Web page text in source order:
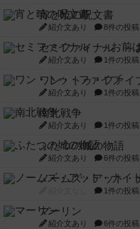
宵と暁の呪文書
紹介文あり 8件の投稿
セミファイナル ～
紹介文あり 1件の投稿
ワン・トゥ・ファイ
紹介文あり 1件の投稿
南北戦争
紹介文あり 1件の投稿
ふたつの城の物語
紹介文あり 6件の投稿
ノームズ・アット・
1件の投稿
マーリン
紹介文あり 6件の投稿